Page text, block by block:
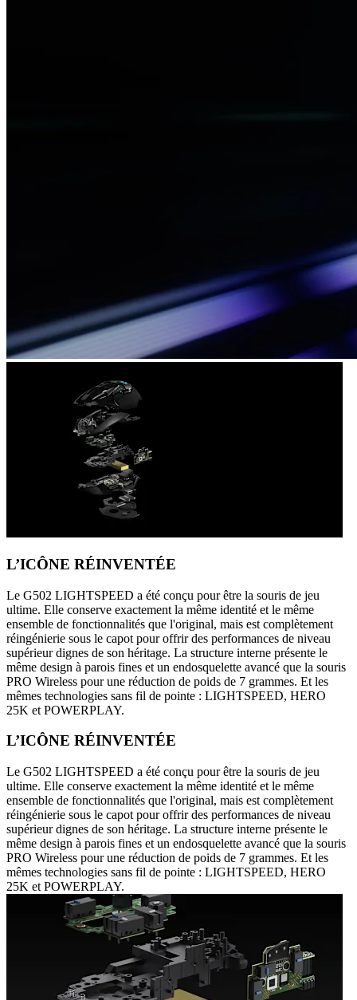
L’ICÔNE RÉINVENTÉE
Le G502 LIGHTSPEED a été conçu pour être la souris de jeu
ultime. Elle conserve exactement la même identité et le même
ensemble de fonctionnalités que l'original, mais est complètement
réingénierie sous le capot pour offrir des performances de niveau
supérieur dignes de son héritage. La structure interne présente le
même design à parois fines et un endosquelette avancé que la souris
PRO Wireless pour une réduction de poids de 7 grammes. Et les
mêmes technologies sans fil de pointe : LIGHTSPEED, HERO
25K et POWERPLAY.
L’ICÔNE RÉINVENTÉE
Le G502 LIGHTSPEED a été conçu pour être la souris de jeu
ultime. Elle conserve exactement la même identité et le même
ensemble de fonctionnalités que l'original, mais est complètement
réingénierie sous le capot pour offrir des performances de niveau
supérieur dignes de son héritage. La structure interne présente le
même design à parois fines et un endosquelette avancé que la souris
PRO Wireless pour une réduction de poids de 7 grammes. Et les
mêmes technologies sans fil de pointe : LIGHTSPEED, HERO
25K et POWERPLAY.